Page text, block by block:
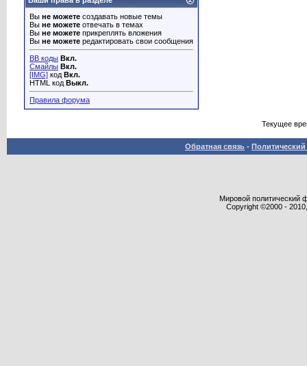
Вы не можете создавать новые темы
Вы не можете отвечать в темах
Вы не можете прикреплять вложения
Вы не можете редактировать свои сообщения
BB коды Вкл.
Смайлы Вкл.
[IMG] код Вкл.
HTML код Выкл.
Правила форума
Текущее
Обратная связь -
Мировой политический
Copyright ©2000 -